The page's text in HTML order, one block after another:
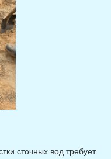
сточных вод требует